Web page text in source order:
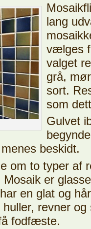
lang
vælges
valget
grå,
sort.
som
Gulvet
beskidt.
om to typer af
Mosaik er
en glat og
revner
fodfæste.